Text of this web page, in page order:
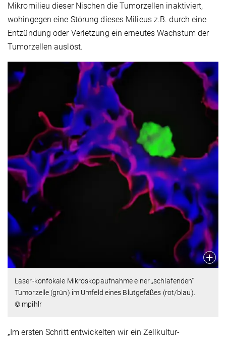
Mikromilieu dieser Nischen die Tumorzellen inaktiviert,
wohingegen eine Störung dieses Milieus z.B. durch eine
Entzündung oder Verletzung ein erneutes Wachstum der
Tumorzellen auslöst.
Laser-konfokale Mikroskopaufnahme einer „schlafenden“
Tumorzelle (grün) im Umfeld eines Blutgefäßes (rot/blau).
© mpihlr
„Im ersten Schritt entwickelten wir ein Zellkultur-